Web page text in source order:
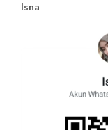
Isna